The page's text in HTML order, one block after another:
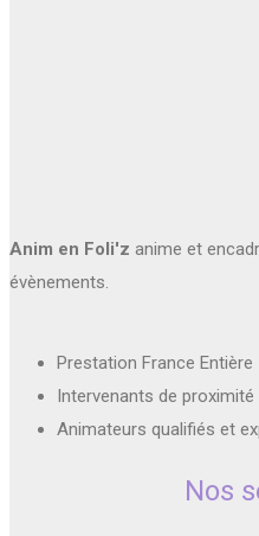
Anim en Foli'z anime et
évènements.
Prestation France Entière
Intervenants de proximité
Animateurs qualifiés et
Nos